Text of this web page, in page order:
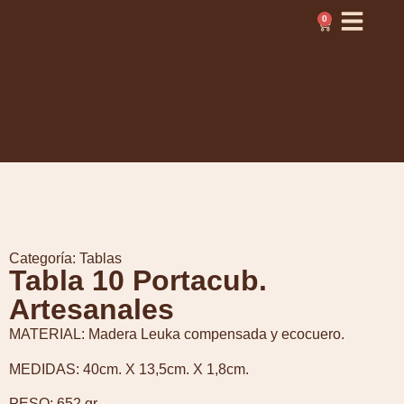
0
Categoría: Tablas
Tabla 10 Portacub.
Artesanales
MATERIAL: Madera Leuka compensada y ecocuero.
MEDIDAS: 40cm. X 13,5cm. X 1,8cm.